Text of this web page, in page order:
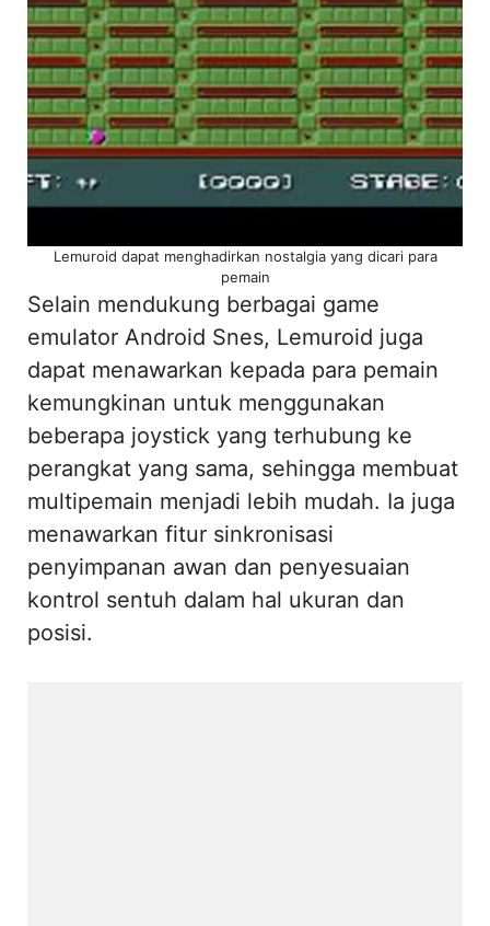
Lemuroid dapat menghadirkan nostalgia yang dicari para
pemain
Selain mendukung berbagai game
emulator Android Snes, Lemuroid juga
dapat menawarkan kepada para pemain
kemungkinan untuk menggunakan
beberapa joystick yang terhubung ke
perangkat yang sama, sehingga membuat
multipemain menjadi lebih mudah. Ia juga
menawarkan fitur sinkronisasi
penyimpanan awan dan penyesuaian
kontrol sentuh dalam hal ukuran dan
posisi.